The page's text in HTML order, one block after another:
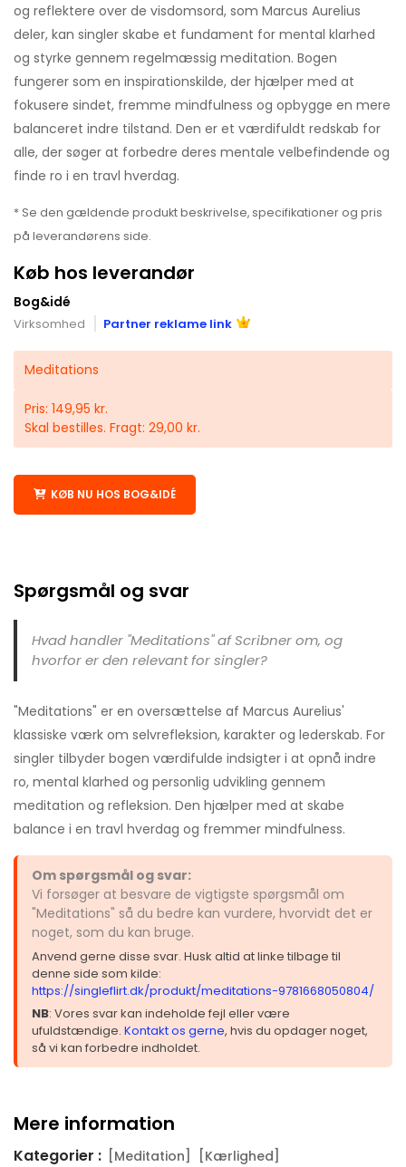
og reflektere over de visdomsord, som Marcus Aurelius
deler, kan singler skabe et fundament for mental klarhed
og styrke gennem regelmæssig meditation. Bogen
fungerer som en inspirationskilde, der hjælper med at
fokusere sindet, fremme mindfulness og opbygge en mere
balanceret indre tilstand. Den er et værdifuldt redskab for
alle, der søger at forbedre deres mentale velbefindende og
finde ro i en travl hverdag.
* Se den gældende produkt beskrivelse, specifikationer og pris
på leverandørens side.
Køb hos leverandør
Bog&idé
Virksomhed Partner reklame link
Meditations
Pris: 149,95 kr.
Skal bestilles. Fragt: 29,00 kr.
KØB NU HOS BOG&IDÉ
Spørgsmål og svar
Hvad handler "Meditations" af Scribner om, og
hvorfor er den relevant for singler?
"Meditations" er en oversættelse af Marcus Aurelius'
klassiske værk om selvrefleksion, karakter og lederskab. For
singler tilbyder bogen værdifulde indsigter i at opnå indre
ro, mental klarhed og personlig udvikling gennem
meditation og refleksion. Den hjælper med at skabe
balance i en travl hverdag og fremmer mindfulness.
Om spørgsmål og svar:
Vi forsøger at besvare de vigtigste spørgsmål om
"Meditations" så du bedre kan vurdere, hvorvidt det er
noget, som du kan bruge.
Anvend gerne disse svar. Husk altid at linke tilbage til
denne side som kilde:
https://singleflirt.dk/produkt/meditations-9781668050804/
NB: Vores svar kan indeholde fejl eller være
ufuldstændige. Kontakt os gerne, hvis du opdager noget,
så vi kan forbedre indholdet.
Mere information
Kategorier : [Meditation] [Kærlighed]